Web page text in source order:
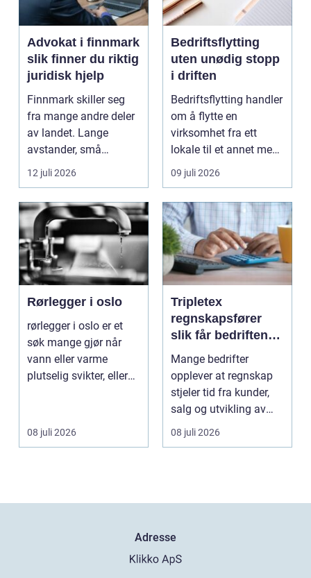
Advokat i finnmark
slik finner du riktig
juridisk hjelp
Finnmark skiller seg
fra mange andre deler
av landet. Lange
avstander, små
lokalsamfunn, sterk
tilkn...
12 juli 2026
Bedriftsflytting
uten unødig stopp
i driften
Bedriftsflytting handler
om å flytte en
virksomhet fra ett
lokale til et annet med
minst mulig...
09 juli 2026
Rørlegger i oslo
rørlegger i oslo er et
søk mange gjør når
vann eller varme
plutselig svikter, eller
08 juli 2026
Tripletex
regnskapsfører
slik får bedriften
mer ut av
regnskapet
Mange bedrifter
opplever at regnskap
stjeler tid fra kunder,
salg og utvikling av
virksomheten. Samt...
08 juli 2026
Adresse